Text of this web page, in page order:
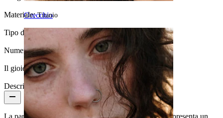
Orecchio
Materiale:Titanio
Tipo di rivestimento: Rivestimento in PVD
Numero di pezzi:
Il gioiello ha un rivestimento?: Sì, completamente
Descrizione